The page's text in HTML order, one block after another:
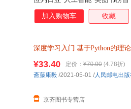
赖外部库或工具，从零创建一
下载，需要的运行环境非常简
常直观。6.相比AI圣经“花书”
不失为学习深度学习的一本好
各类深度学习模型的读者，也
加入购物车 收藏
深度学习入门 基于Python的理
¥33.40 定价： ¥70.00 (4.78折)
京齐图书专营店
斋藤康毅 /2021-05-01 /人民邮电出